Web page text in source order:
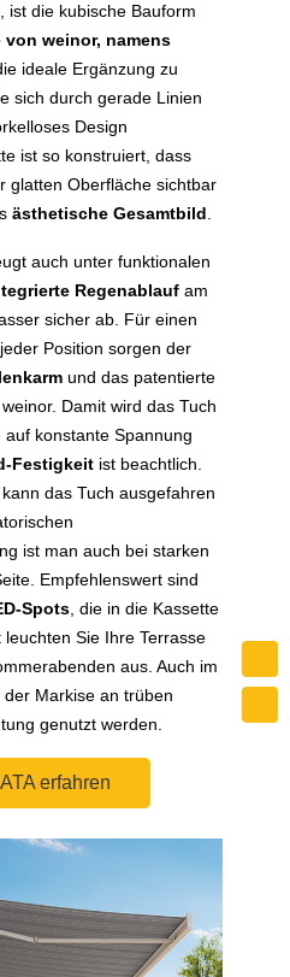
ist die kubische Bauform
von weinor, namens
ideale Ergänzung zu
sich durch gerade Linien
Design
ist so konstruiert, dass
glatten Oberfläche sichtbar
ästhetische Gesamtbild
auch unter funktionalen
Regenablauf am
sicher ab. Für einen
Position sorgen der
und das patentierte
Damit wird das Tuch
konstante Spannung
Festigkeit ist beachtlich.
das Tuch ausgefahren
ist man auch bei starken
Empfehlenswert sind
Spots , die in die Kassette
Sie Ihre Terrasse
aus. Auch im
Markise an trüben
genutzt werden.
erfahren